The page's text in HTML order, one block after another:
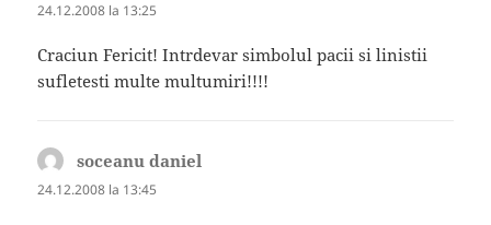
24.12.2008 la 13:25
Craciun Fericit! Intrdevar simbolul pacii si linistii
sufletesti multe multumiri!!!!
soceanu daniel
24.12.2008 la 13:45